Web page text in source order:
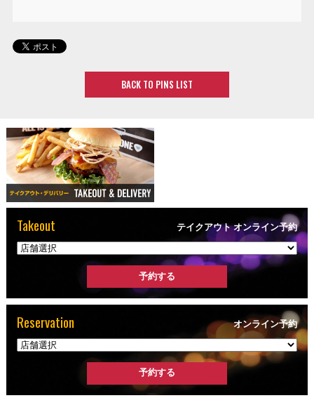
BACK TO PINS LIST
Takeout テイクアウト オンライン予約
Reservation オンライン予約